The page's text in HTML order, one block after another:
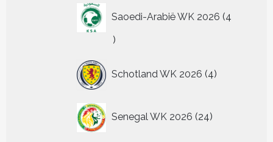
Saoedi-Arabië WK 2026 4
4
Schotland WK 2026 4
producten
Senegal WK 2026 24
producten